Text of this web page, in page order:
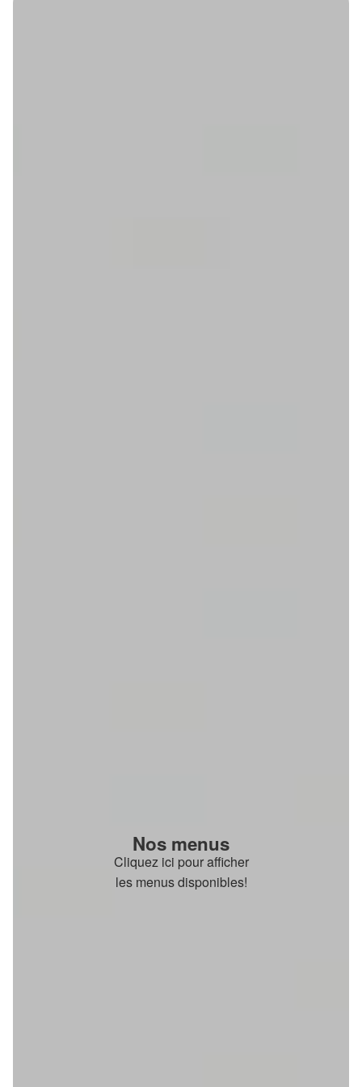
Nos menus
Cliquez ici pour afficher
les menus disponibles!